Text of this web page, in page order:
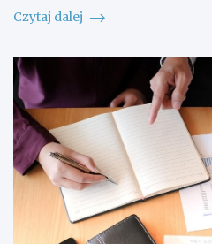
Czytaj dalej